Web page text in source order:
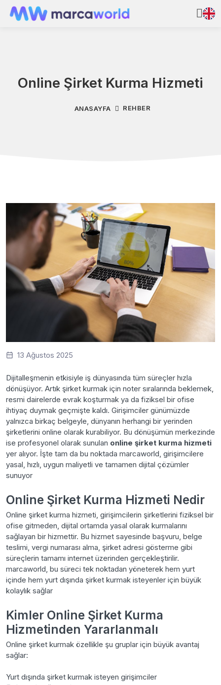
Online Şirket Kurma Hizmeti
ANASAYFA REHBER
13 Ağustos 2025
Dijitalleşmenin etkisiyle iş dünyasında tüm süreçler hızla
dönüşüyor. Artık şirket kurmak için noter sıralarında beklemek,
resmi dairelerde evrak koşturmak ya da fiziksel bir ofise
ihtiyaç duymak geçmişte kaldı. Girişimciler günümüzde
yalnızca birkaç belgeyle, dünyanın herhangi bir yerinden
şirketlerini online olarak kurabiliyor. Bu dönüşümün merkezinde
ise profesyonel olarak sunulan online şirket kurma hizmeti
yer alıyor. İşte tam da bu noktada marcaworld, girişimcilere
yasal, hızlı, uygun maliyetli ve tamamen dijital çözümler
sunuyor
Online Şirket Kurma Hizmeti Nedir
Online şirket kurma hizmeti, girişimcilerin şirketlerini fiziksel bir
ofise gitmeden, dijital ortamda yasal olarak kurmalarını
sağlayan bir hizmettir. Bu hizmet sayesinde başvuru, belge
teslimi, vergi numarası alma, şirket adresi gösterme gibi
süreçlerin tamamı internet üzerinden gerçekleştirilir.
marcaworld, bu süreci tek noktadan yöneterek hem yurt
içinde hem yurt dışında şirket kurmak isteyenler için büyük
kolaylık sağlar
Kimler Online Şirket Kurma
Hizmetinden Yararlanmalı
Online şirket kurmak özellikle şu gruplar için büyük avantaj
sağlar:
Yurt dışında şirket kurmak isteyen girişimciler